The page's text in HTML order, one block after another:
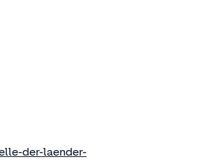
der-laender-